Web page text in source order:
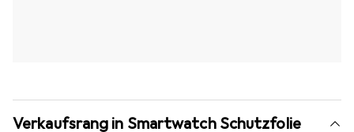
Verkaufsrang in Smartwatch Schutzfolie